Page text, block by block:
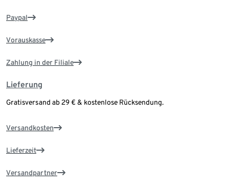
Paypal
Vorauskasse
Zahlung in der Filiale
Lieferung
Gratisversand ab 29 € & kostenlose Rücksendung.
Versandkosten
Lieferzeit
Versandpartner